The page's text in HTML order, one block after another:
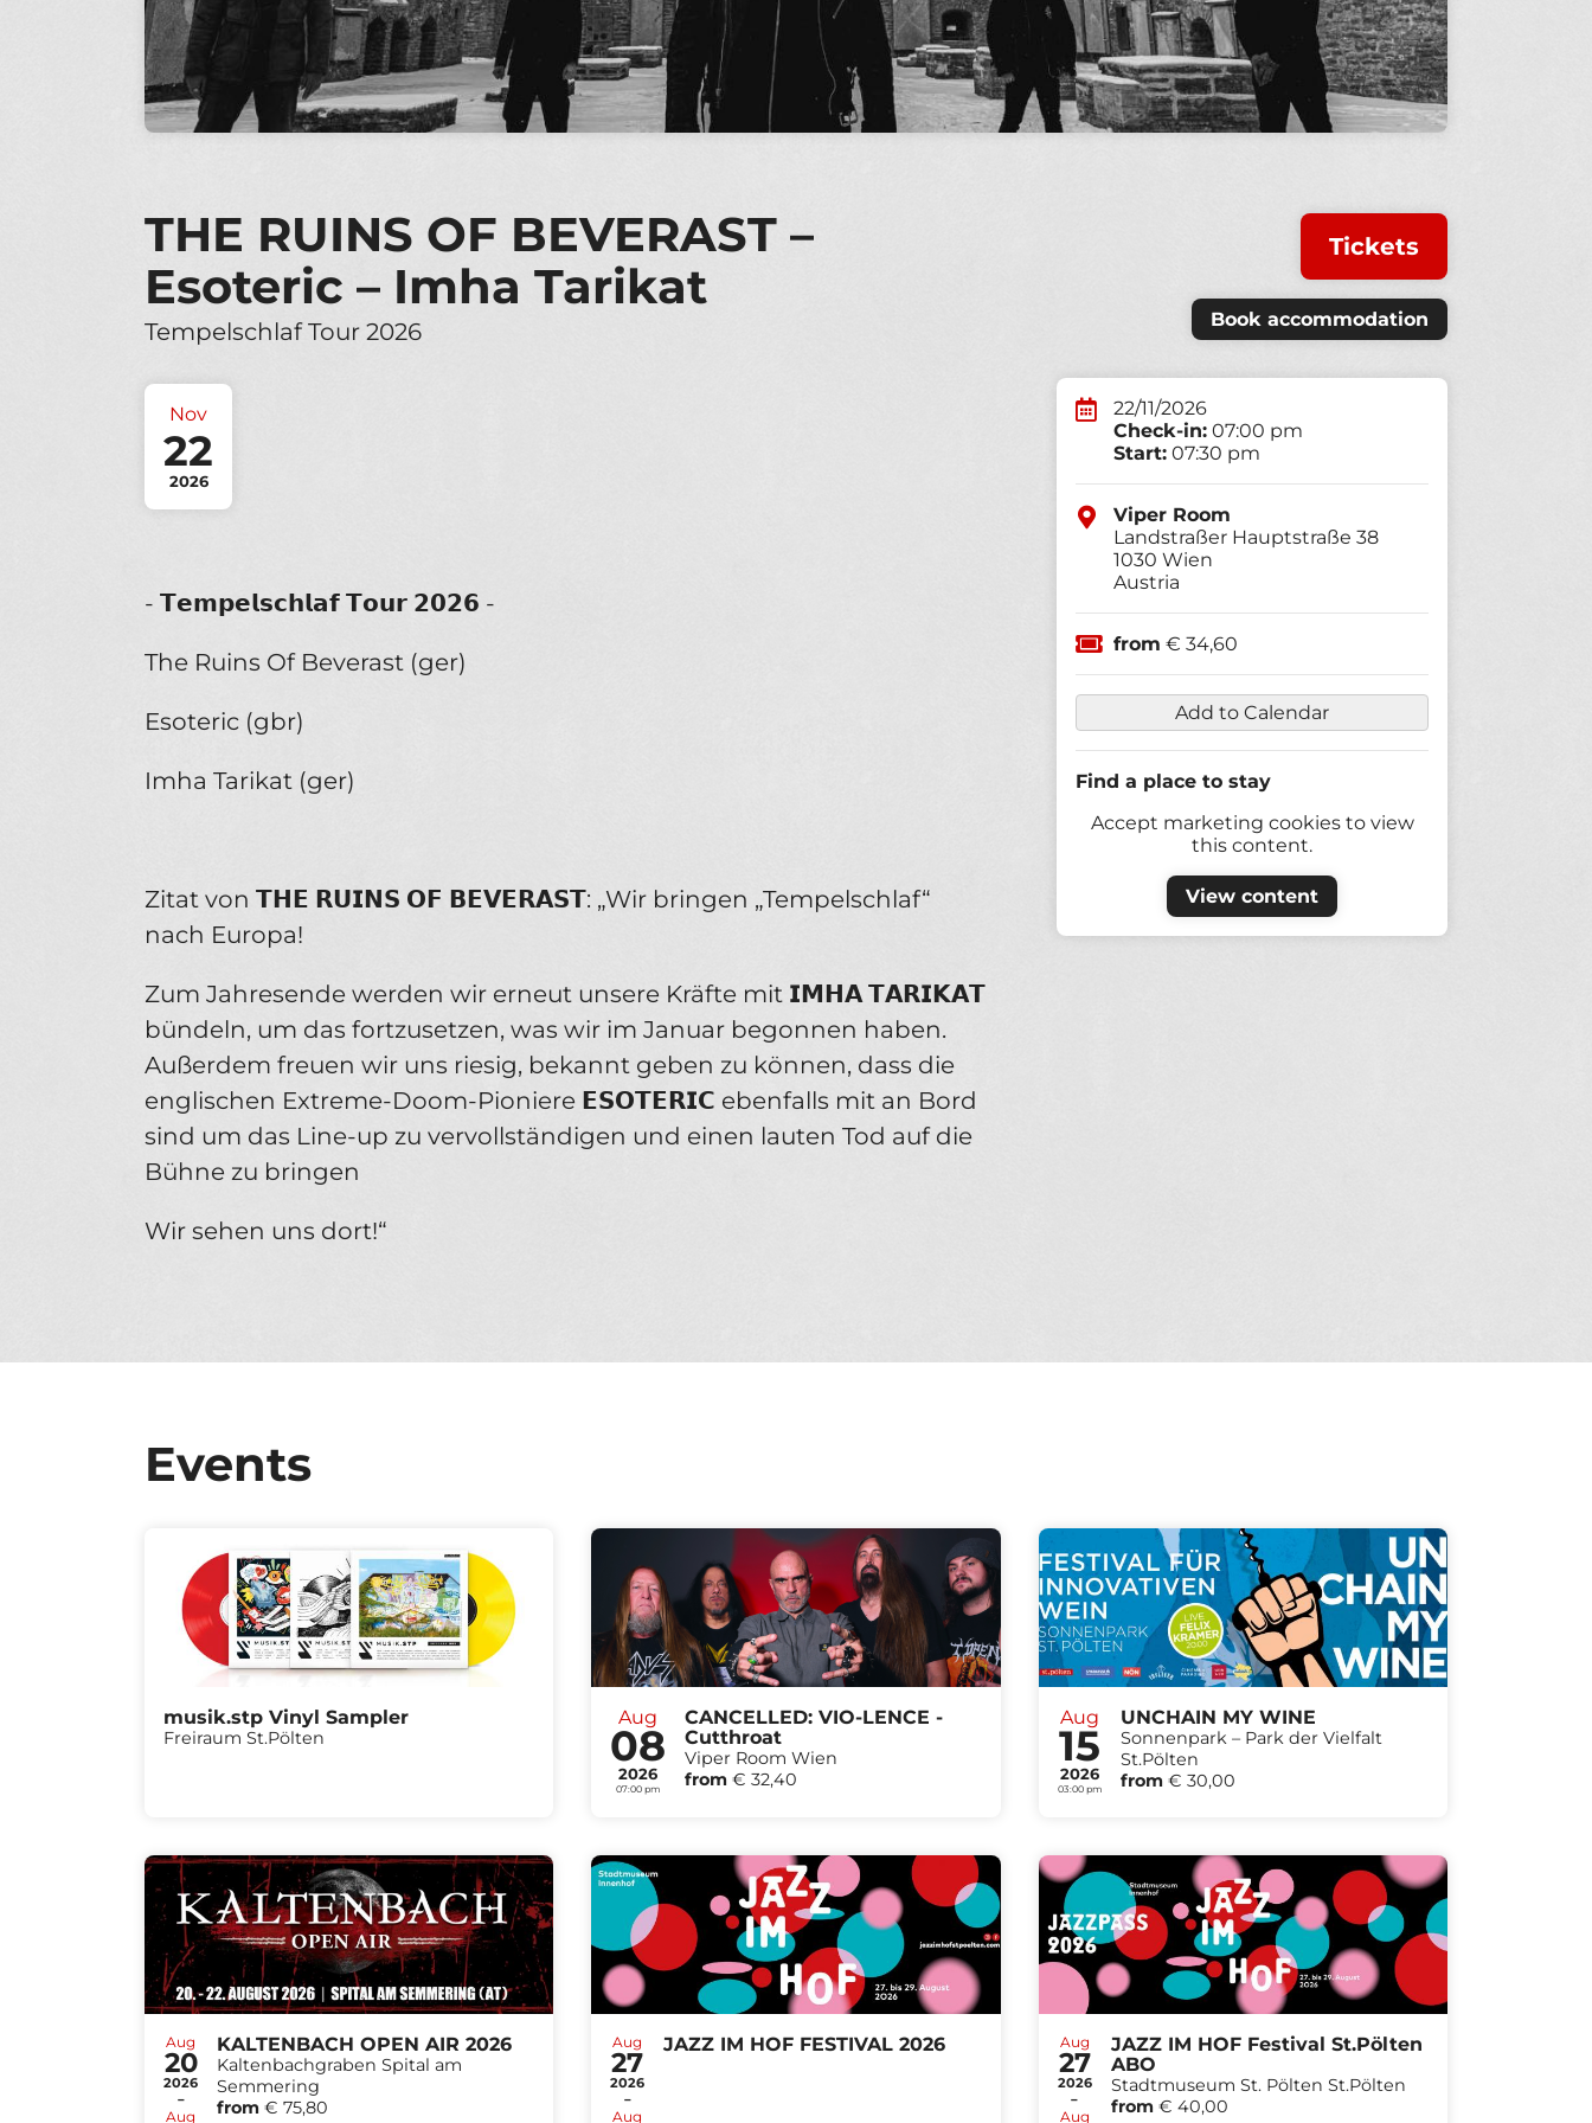
THE RUINS OF BEVERAST –
Esoteric – Imha Tarikat
Tempelschlaf Tour 2026
Nov
22
2026
- 𝗧𝗲𝗺𝗽𝗲𝗹𝘀𝗰𝗵𝗹𝗮𝗳 𝗧𝗼𝘂𝗿 𝟮𝟬𝟮𝟲 -
The Ruins Of Beverast (ger)
Esoteric (gbr)
Imha Tarikat (ger)
Zitat von 𝗧𝗛𝗘 𝗥𝗨𝗜𝗡𝗦 𝗢𝗙 𝗕𝗘𝗩𝗘𝗥𝗔𝗦𝗧: „Wir bringen „Tempelschlaf“
nach Europa!
Zum Jahresende werden wir erneut unsere Kräfte mit 𝗜𝗠𝗛𝗔 𝗧𝗔𝗥𝗜𝗞𝗔𝗧
bündeln, um das fortzusetzen, was wir im Januar begonnen haben.
Außerdem freuen wir uns riesig, bekannt geben zu können, dass die
englischen Extreme-Doom-Pioniere 𝗘𝗦𝗢𝗧𝗘𝗥𝗜𝗖 ebenfalls mit an Bord
sind um das Line-up zu vervollständigen und einen lauten Tod auf die
Bühne zu bringen
Wir sehen uns dort!“
Tickets
Book accommodation
22/11/2026
Check-in: 07:00 pm
Start: 07:30 pm
Viper Room
Landstraßer Hauptstraße 38
1030 Wien
Austria
from € 34,60
Add to Calendar
Find a place to stay
Accept marketing cookies to view
this content.
View content
Events
musik.stp Vinyl Sampler
Freiraum St.Pölten
Aug
08
2026
07:00 pm
CANCELLED: VIO-LENCE -
Cutthroat
Viper Room Wien
from € 32,40
Aug
15
2026
03:00 pm
UNCHAIN MY WINE
Sonnenpark – Park der Vielfalt
St.Pölten
from€ 30,00
Aug
20
2026
-
Aug
KALTENBACH OPEN AIR 2026
Kaltenbachgraben Spital am
Semmering
from € 75,80
Aug
27
2026
-
Aug
JAZZ IM HOF FESTIVAL 2026 Aug
27
2026
-
Aug
JAZZ IM HOF Festival St.Pölten
ABO
Stadtmuseum St. Pölten St.Pölten
from€ 40,00